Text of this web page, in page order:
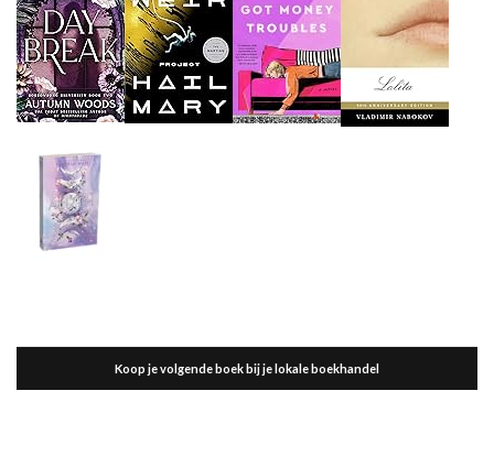
Koop je volgende boek bij je lokale boekhandel